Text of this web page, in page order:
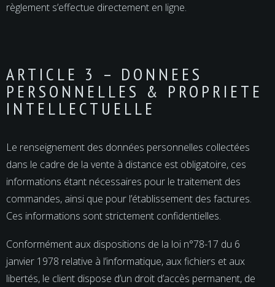
règlement s’effectue directement en ligne.
ARTICLE 3 – DONNEES
PERSONNELLES & PROPRIETE
INTELLECTUELLE
Le renseignement des données personnelles collectées
dans le cadre de la vente à distance est obligatoire, ces
informations étant nécessaires pour le traitement des
commandes, ainsi que pour l’établissement des factures.
Ces informations sont strictement confidentielles.
Conformément aux dispositions de la loi n°78-17 du 6
janvier 1978 relative à l’informatique, aux fichiers et aux
libertés, le client dispose d’un droit d’accès permanent, de